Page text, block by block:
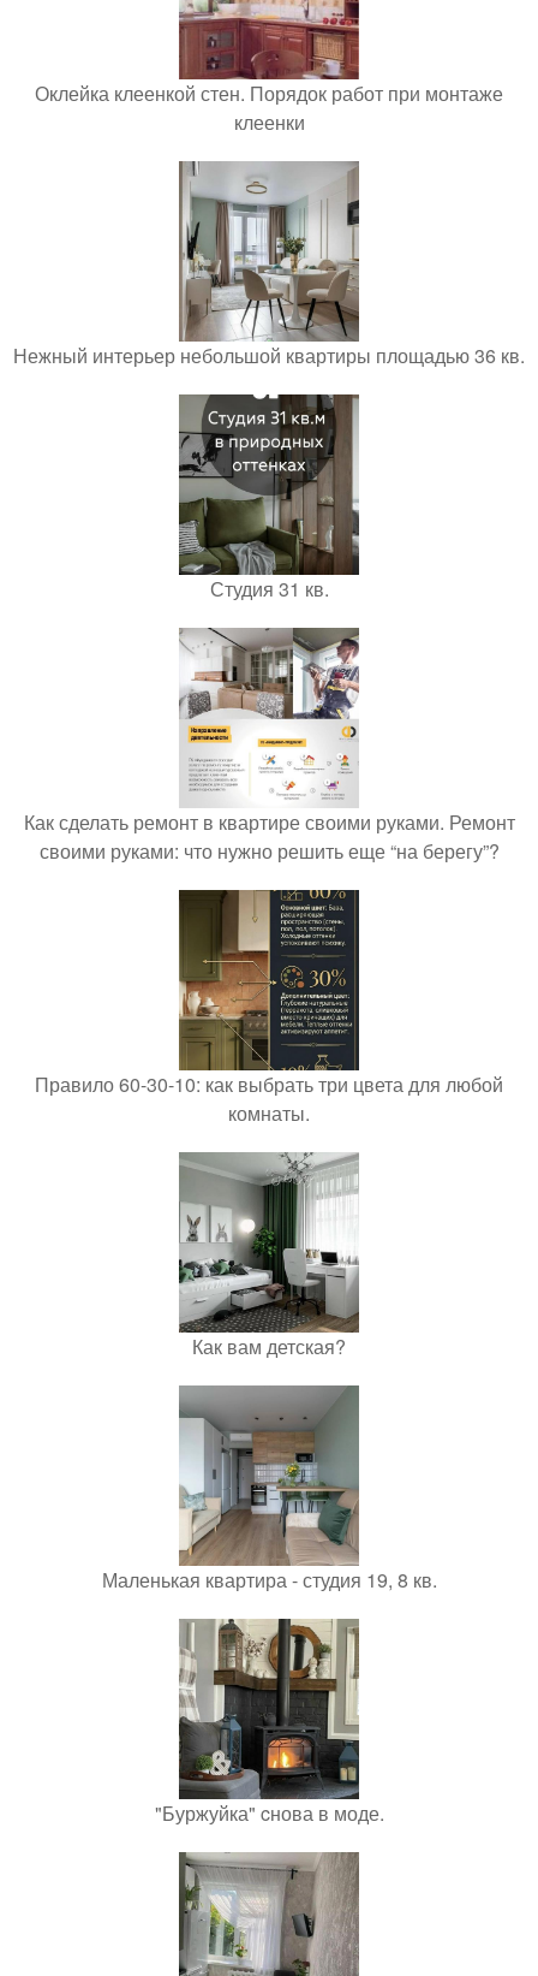
Оклейка клеенкой стен. Порядок работ при монтаже
клеенки
Нежный интерьер небольшой квартиры площадью 36 кв.
Студия 31 кв.
Как сделать ремонт в квартире своими руками. Ремонт
своими руками: что нужно решить еще “на берегу”?
Правило 60-30-10: как выбрать три цвета для любой
комнаты.
Как вам детская?
Маленькая квартира - студия 19, 8 кв.
"Буржуйка" cнова в моде.